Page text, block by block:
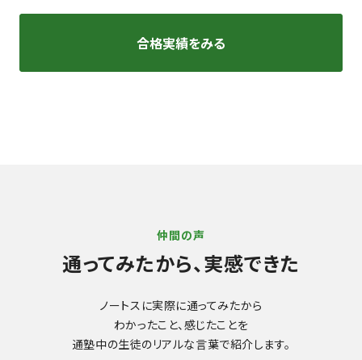
合格実績をみる
仲間の声
通ってみたから、実感できた
ノートスに実際に通ってみたから
わかったこと、感じたことを
通塾中の生徒のリアルな言葉で紹介します。